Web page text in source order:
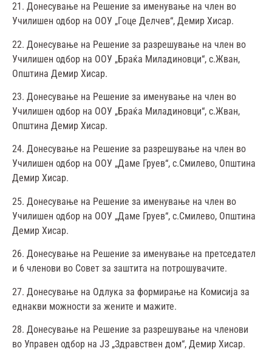
21. Донесување на Решение за именување на член во
Училишен одбор на ООУ „Гоце Делчев“, Демир Хисар.
22. Донесување на Решение за разрешување на член во
Училишен одбор на ООУ „Браќа Миладиновци“, с.Жван,
Општина Демир Хисар.
23. Донесување на Решение за именување на член во
Училишен одбор на ООУ „Браќа Миладиновци“, с.Жван,
Општина Демир Хисар.
24. Донесување на Решение за разрешување на член во
Училишен одбор на ООУ „Даме Груев“, с.Смилево, Општина
Демир Хисар.
25. Донесување на Решение за именување на член во
Училишен одбор на ООУ „Даме Груев“, с.Смилево, Општина
Демир Хисар.
26. Донесување на Решение за именување на претседател
и 6 членови во Совет за заштита на потрошувачите.
27. Донесување на Одлука за формирање на Комисија за
еднакви можности за жените и мажите.
28. Донесување на Решение за разрешување на членови
во Управен одбор на ЈЗ „Здравствен дом“, Демир Хисар.